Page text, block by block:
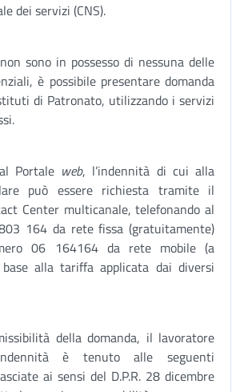
dei servizi (CNS).
sono in possesso di nessuna delle
è possibile presentare domanda
di Patronato, utilizzando i servizi
Portale web, l’indennità di cui alla
può essere richiesta tramite il
Center multicanale, telefonando al
164 da rete fissa (gratuitamente)
06 164164 da rete mobile (a
alla tariffa applicata dai diversi
della domanda, il lavoratore
è tenuto alle seguenti
ai sensi del D.P.R. 28 dicembre